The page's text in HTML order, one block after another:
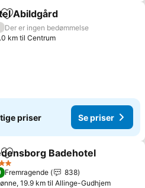
Føj til favoritter
Abildgård
Der er ingen bedømmelse
km til Centrum
priser Se priser
Føj til favoritter
Badehotel
Fremragende
838
19.9 km til Allinge-Gudhjem